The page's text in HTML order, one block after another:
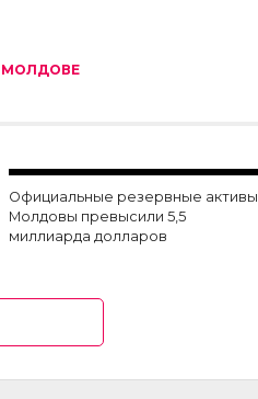
МОЛДОВЕ
Официальные резервные активы
Молдовы превысили 5,5
миллиарда долларов